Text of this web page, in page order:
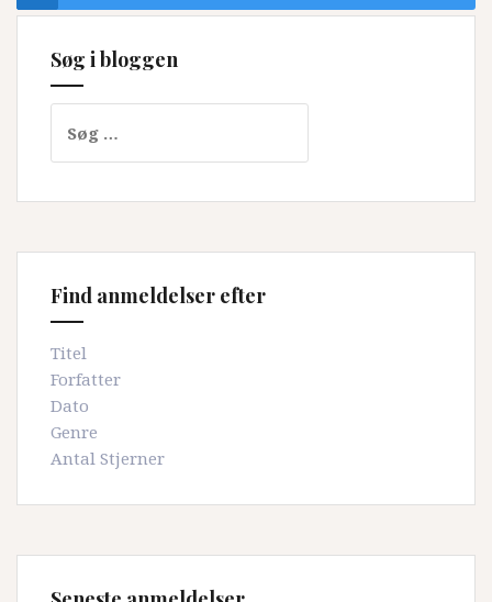
Søg i bloggen
efter:
Find anmeldelser efter
Titel
Forfatter
Dato
Genre
Antal Stjerner